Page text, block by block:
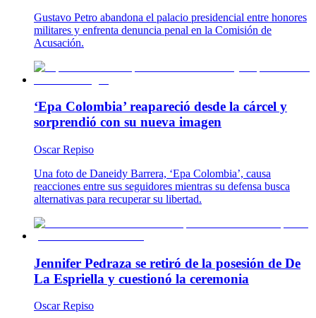
Gustavo Petro abandona el palacio presidencial entre honores
militares y enfrenta denuncia penal en la Comisión de
Acusación.
‘Epa Colombia’ reapareció desde la cárcel y
sorprendió con su nueva imagen
Oscar Repiso
Una foto de Daneidy Barrera, ‘Epa Colombia’, causa
reacciones entre sus seguidores mientras su defensa busca
alternativas para recuperar su libertad.
Jennifer Pedraza se retiró de la posesión de De
La Espriella y cuestionó la ceremonia
Oscar Repiso